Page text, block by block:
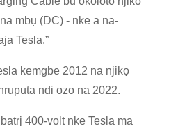
mbụ (DC) - nke a na-
Tesla.”
kemgbe 2012 na njikọ
ndị ọzọ na 2022.
400-volt nke Tesla ma